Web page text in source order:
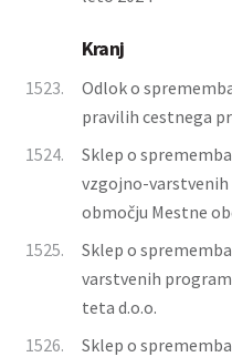
Kranj
1523.
Odlok o
pravilih cestnega
1524.
Sklep o
vzgojno-
območju Mestne
1525.
Sklep o
varstvenih
teta d.o.o.
1526.
Sklep o